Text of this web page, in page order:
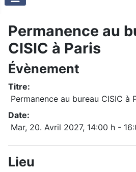
Permanence au
CISIC à Paris
Évènement
Titre:
Permanence au bureau CISIC à
Date:
Mar, 20. Avril 2027, 14:00 h -
Lieu